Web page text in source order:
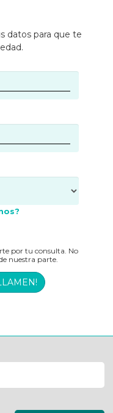
datos para que te
por tu consulta. No
nuestra parte.